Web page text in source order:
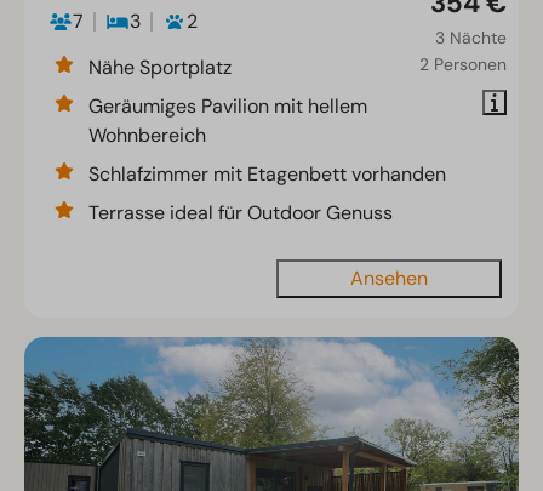
3 Nächte
2 Personen
7 3
2
Nähe Sportplatz
Geräumiges Pavilion mit hellem
Wohnbereich
Schlafzimmer mit Etagenbett vorhanden
Terrasse ideal für Outdoor Genuss
Ansehen